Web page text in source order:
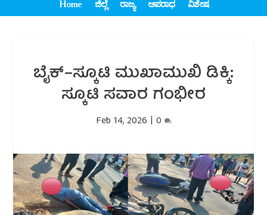
Home ಜಿಲ್ಲೆ ರಾಜ್ಯ ಅಪರಾಧ ವಿಶೇಷ
ಬೈಕ್–ಸ್ಕೂಟಿ ಮುಖಾಮುಖಿ ಡಿಕ್ಕಿ:
ಸ್ಕೂಟಿ ಸವಾರ ಗಂಭೀರ
Feb 14, 2026 | 0